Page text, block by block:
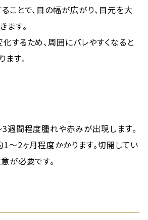
ことで、目の幅が広がり、目元を大
ます。
するため、周囲にバレやすくなると
ます。
週間程度腫れや赤みが出現します。
〜2ヶ月程度かかります。切開してい
が必要です。